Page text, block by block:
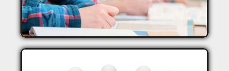
PLANNING DES EXAMENS